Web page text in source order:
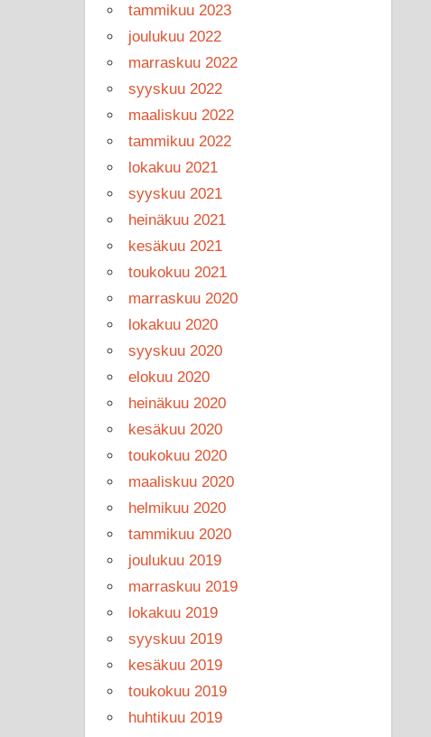
tammikuu 2023
joulukuu 2022
marraskuu 2022
syyskuu 2022
maaliskuu 2022
tammikuu 2022
lokakuu 2021
syyskuu 2021
heinäkuu 2021
kesäkuu 2021
toukokuu 2021
marraskuu 2020
lokakuu 2020
syyskuu 2020
elokuu 2020
heinäkuu 2020
kesäkuu 2020
toukokuu 2020
maaliskuu 2020
helmikuu 2020
tammikuu 2020
joulukuu 2019
marraskuu 2019
lokakuu 2019
syyskuu 2019
kesäkuu 2019
toukokuu 2019
huhtikuu 2019